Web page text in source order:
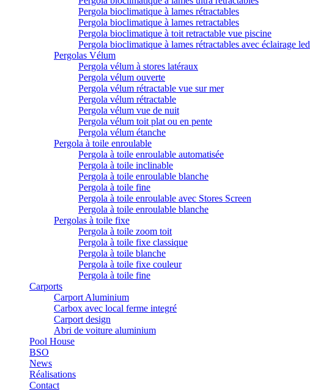
Pergola bioclimatique à lames rétractables
Pergola bioclimatique à lames retractables
Pergola bioclimatique à toit retractable vue piscine
Pergola bioclimatique à lames rétractables avec éclairage led
Pergolas Vélum
Pergola vélum à stores latéraux
Pergola vélum ouverte
Pergola vélum rétractable vue sur mer
Pergola vélum rétractable
Pergola vélum vue de nuit
Pergola vélum toit plat ou en pente
Pergola vélum étanche
Pergola à toile enroulable
Pergola à toile enroulable automatisée
Pergola à toile inclinable
Pergola à toile enroulable blanche
Pergola à toile fine
Pergola à toile enroulable avec Stores Screen
Pergola à toile enroulable blanche
Pergolas à toile fixe
Pergola à toile zoom toit
Pergola à toile fixe classique
Pergola à toile blanche
Pergola à toile fixe couleur
Pergola à toile fine
Carports
Carport Aluminium
Carbox avec local ferme integré
Carport design
Abri de voiture aluminium
Pool House
BSO
News
Réalisations
Contact